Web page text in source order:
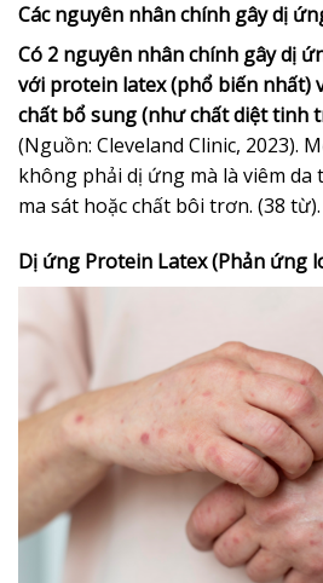
Các nguyên nhân chính gây dị
Có 2 nguyên nhân chính gây dị
với protein latex (phổ biến nhất)
chất bổ sung (như chất diệt tinh
(Nguồn: Cleveland Clinic, 2023).
không phải dị ứng mà là viêm da
ma sát hoặc chất bôi trơn. (38 từ).
Dị ứng Protein Latex (Phản ứng